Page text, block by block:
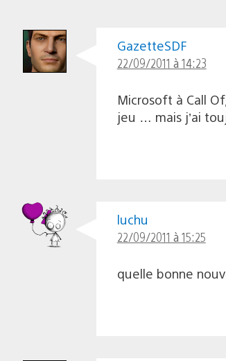
GazetteSDF
22/09/2011 à 14:23
Microsoft à Call
jeu … mais j’ai
luchu
22/09/2011 à 15:25
quelle bonne